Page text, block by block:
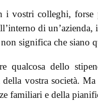
i vostri colleghi,
di
significa che siano
qualcosa dello
della vostra società.
familiari e della